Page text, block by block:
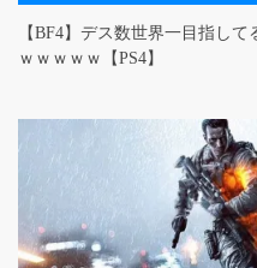
【BF4】デス数世界一目指し
ｗｗｗｗｗ【PS4】